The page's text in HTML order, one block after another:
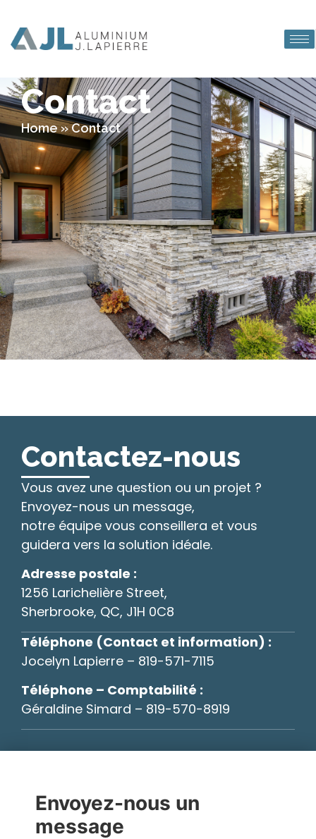
Contact
Home »Contact
Contactez-nous
Vous avez une question ou un projet ?
Envoyez-nous un message,
notre équipe vous conseillera et vous
guidera vers la solution idéale.
Adresse postale :
1256 Larichelière Street,
Sherbrooke, QC, J1H 0C8
Téléphone (Contact et information) :
Jocelyn Lapierre – 819-571-7115
Téléphone – Comptabilité :
Géraldine Simard – 819-570-8919
Envoyez-nous un
message